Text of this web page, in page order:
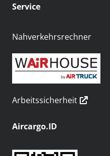
Service
Nahverkehrsrechner
Arbeitssicherheit
Aircargo.ID